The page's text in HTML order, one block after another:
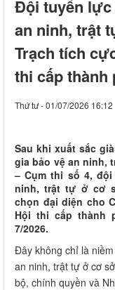
Đội tuyển lực
an ninh, trật
Trạch tích
thi cấp thành
Thứ tư - 01/07/2026 16:12
Sau khi xuất sắc
gia bảo vệ an ninh,
– Cụm thi số 4,
ninh, trật tự ở cơ
chọn đại diện cho
Hội thi cấp thành
7/2026.
Đây không chỉ là
an ninh, trật tự ở cơ
bộ, chính quyền và